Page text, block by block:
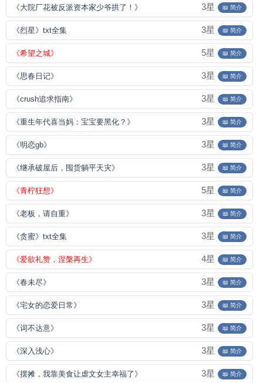
《大院厂花被反派资本家少爷拱了！》 3星 📖 简介
《烈星》txt全集 3星 📖 简介
《希望之城》 5星 📖 简介
《思春日记》 3星 📖 简介
《crush追求指南》 3星 📖 简介
《重生年代喜当妈：宝宝要黑化？》 3星 📖 简介
《明恋gb》 3星 📖 简介
《继承破屋后，囤货躺平天灾》 3星 📖 简介
《青柠狂想》 5星 📖 简介
《老板，请自重》 3星 📖 简介
《贪蜜》txt全集 3星 📖 简介
《爱欲礼赞，涅槃再生》 4星 📖 简介
《春未尽》 3星 📖 简介
《宅女的恋爱日常》 3星 📖 简介
《词不达意》 3星 📖 简介
《深入浅心》 3星 📖 简介
《摆摊，我靠美食让虐文女主幸福了》 3星 📖 简介